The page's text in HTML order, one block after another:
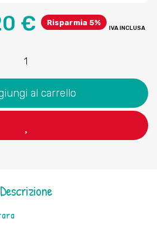
€ Risparmia 5%
IVA INCLUSA
al carrello
Descrizione